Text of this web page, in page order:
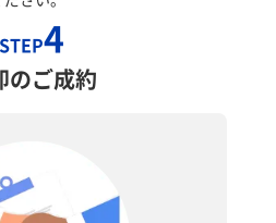
STEP4
のご成約